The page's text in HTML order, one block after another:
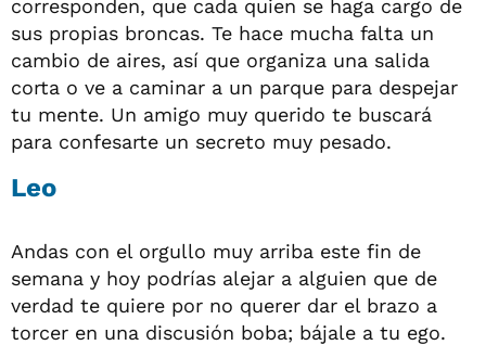
corresponden, que cada quien se haga cargo de
sus propias broncas. Te hace mucha falta un
cambio de aires, así que organiza una salida
corta o ve a caminar a un parque para despejar
tu mente. Un amigo muy querido te buscará
para confesarte un secreto muy pesado.
Leo
Andas con el orgullo muy arriba este fin de
semana y hoy podrías alejar a alguien que de
verdad te quiere por no querer dar el brazo a
torcer en una discusión boba; bájale a tu ego.